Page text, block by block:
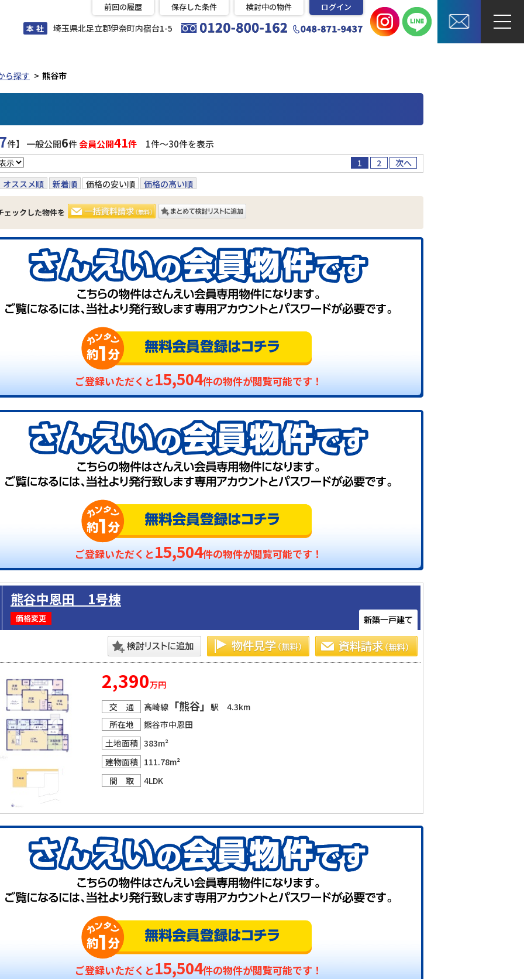
本 社 埼玉県北足立郡伊奈町内宿台1-5
前回の履歴 保存した条件 検討中の物件 ログイン
ら探す 熊谷市
件】 一般公開6件会員公開41件 1件〜30件を表示
1 2
次へ
オススメ順 新着順 価格の安い順 価格の高い順
ェックした物件を
ご登録いただくと15,504件の物件が閲覧可能です！
ご登録いただくと15,504件の物件が閲覧可能です！
熊谷中恩田 1号棟
2,390万円
交 通
高崎線 「熊谷」 駅 4.3km
所在地
熊谷市中恩田
土地面積 383m²
建物面積 111.78m²
間 取
4LDK
ご登録いただくと15,504件の物件が閲覧可能です！